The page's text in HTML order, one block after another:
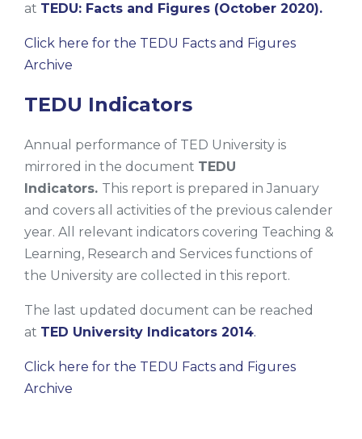
at TEDU: Facts and Figures (October 2020).
Click here for the TEDU Facts and Figures
Archive
TEDU Indicators
Annual performance of TED University is
mirrored in the document TEDU
Indicators. This report is prepared in January
and covers all activities of the previous calender
year. All relevant indicators covering Teaching &
Learning, Research and Services functions of
the University are collected in this report.
The last updated document can be reached
at TED University Indicators 2014.
Click here for the TEDU Facts and Figures
Archive